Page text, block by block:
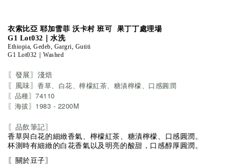
衣索比亞 耶加雪菲 沃卡村 班可 果丁丁處理場
G1 Lot032 ｜水洗
Ethiopia, Gedeb, Gargri, Gutiti
G1 Lot032｜Washed
〖發展〗淺焙
〖風味〗香草、白花、檸檬紅茶、糖漬檸檬、口感圓潤
〖品種〗74110
〖海拔〗1983 - 2200M
〖品飲筆記〗
香草與白花的細緻香氣、檸檬紅茶、糖漬檸檬、口感圓潤。
杯測時有細緻的白花香氣以及明亮的酸甜，口感醇厚圓潤。
〖關於豆子〗